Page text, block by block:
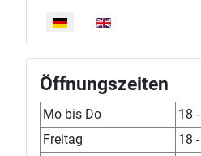
Öffnungszeiten
Mo bis Do
18
Freitag
18